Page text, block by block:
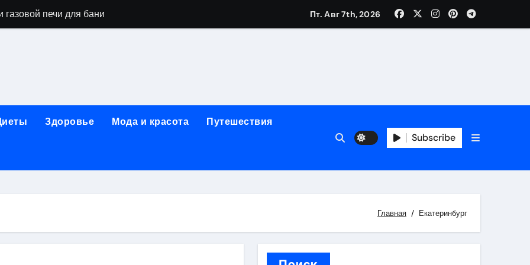
печи для бани
применения GPU-серверов
обучения и актуальные профессиональные ориентиры
реабилитации при алкогольной зависимости: персональный подход и лицензированные врачи
принципы, показания и этапы установки импланта за один день
МРТ на современном магнитно-резонансном томографе
промышленности в Узбекистане
Пт. Авг 7th, 2026
Здоровье Мода и красота Путешествия
Subscribe
Главная Екатеринбург